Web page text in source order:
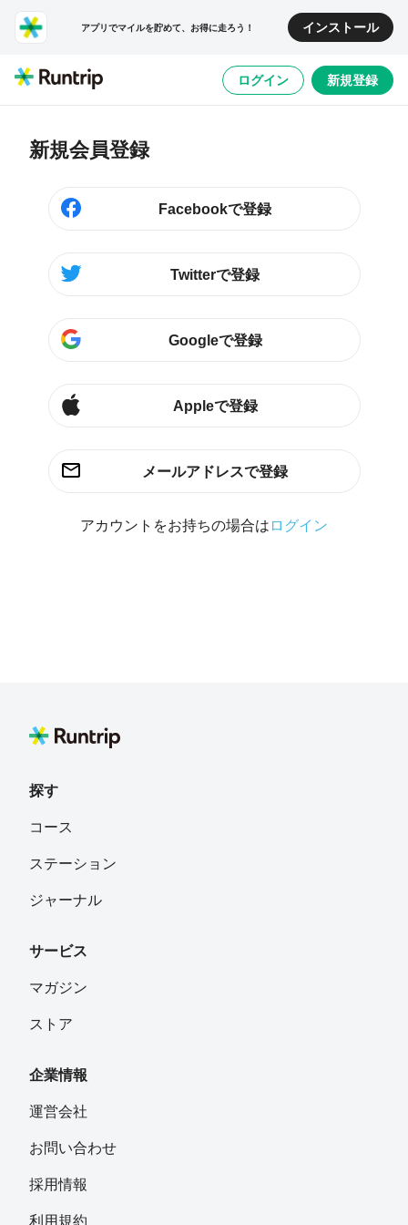
アプリでマイルを貯めて、お得に走ろう！ インストール
ログイン 新規登録
新規会員登録
Facebookで登録
Twitterで登録
Googleで登録
Appleで登録
メールアドレスで登録
アカウントをお持ちの場合は ログイン
探す
コース
ステーション
ジャーナル
サービス
マガジン
ストア
企業情報
運営会社
お問い合わせ
採用情報
利用規約